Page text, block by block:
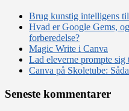
Brug kunstig intelligens
Hvad er Google Gems,
forberedelse?
Magic Write i Canva
Lad eleverne prompte
Canva på Skoletube:
Seneste kommentarer